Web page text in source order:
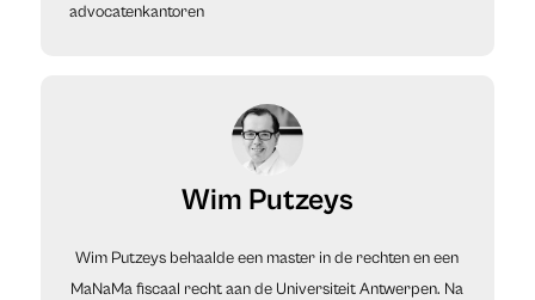
advocatenkantoren
Wim Putzeys
Wim Putzeys behaalde een master in de rechten en een
MaNaMa fiscaal recht aan de Universiteit Antwerpen. Na